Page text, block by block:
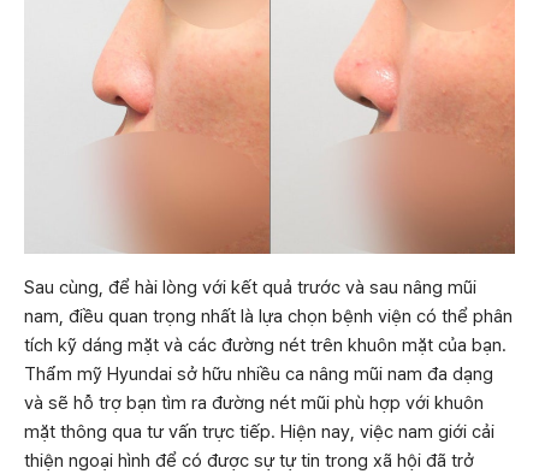
Sau cùng, để hài lòng với kết quả trước và sau nâng mũi
nam, điều quan trọng nhất là lựa chọn bệnh viện có thể phân
tích kỹ dáng mặt và các đường nét trên khuôn mặt của bạn.
Thẩm mỹ Hyundai sở hữu nhiều ca nâng mũi nam đa dạng
và sẽ hỗ trợ bạn tìm ra đường nét mũi phù hợp với khuôn
mặt thông qua tư vấn trực tiếp. Hiện nay, việc nam giới cải
thiện ngoại hình để có được sự tự tin trong xã hội đã trở